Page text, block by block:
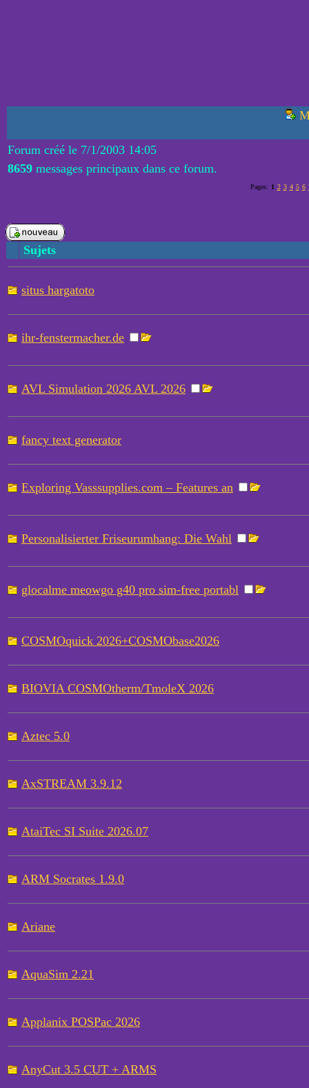
Forum créé le 7/1/2003 14:05
8659 messages principaux dans ce forum.
Pages: 1 2 3 4 5 6
Sujets
situs hargatoto
ihr-fenstermacher.de
AVL Simulation 2026 AVL 2026
fancy text generator
Exploring Vasssupplies.com – Features an
Personalisierter Friseurumhang: Die Wahl
glocalme meowgo g40 pro sim-free portabl
COSMOquick 2026+COSMObase2026
BIOVIA COSMOtherm/TmoleX 2026
Aztec 5.0
AxSTREAM 3.9.12
AtaiTec SI Suite 2026.07
ARM Socrates 1.9.0
Ariane
AquaSim 2.21
Applanix POSPac 2026
AnyCut 3.5 CUT + ARMS